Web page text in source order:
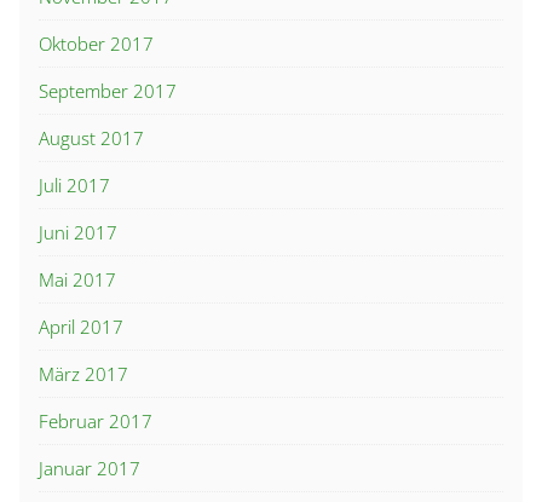
Oktober 2017
September 2017
August 2017
Juli 2017
Juni 2017
Mai 2017
April 2017
März 2017
Februar 2017
Januar 2017